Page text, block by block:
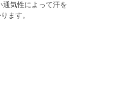
通気性によって汗を
ます。